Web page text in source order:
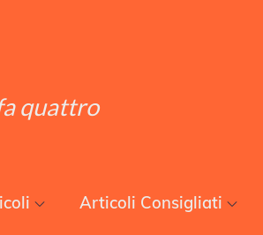
quattro
Articoli Consigliati